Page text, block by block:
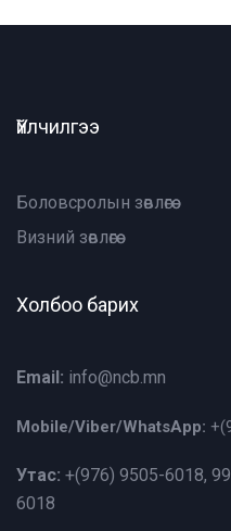
Үйлчилгээ
Боловсролын зөвлөгөө
Визний зөвлөгөө
Холбоо барих
Email: info@ncb.mn
Mobile/Viber/WhatsApp:
Утас: +(976) 9505-6018,
6018